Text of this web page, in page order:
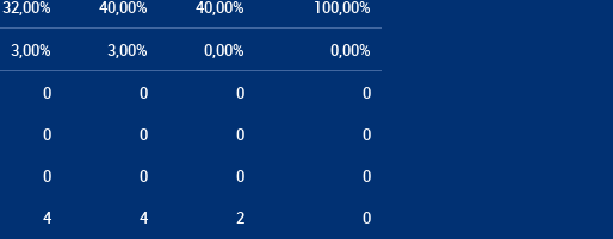
32,00% 40,00% 40,00% 100,00%
3,00% 3,00% 0,00% 0,00%
0 0 0 0
0 0 0 0
0 0 0 0
4 4 2 0